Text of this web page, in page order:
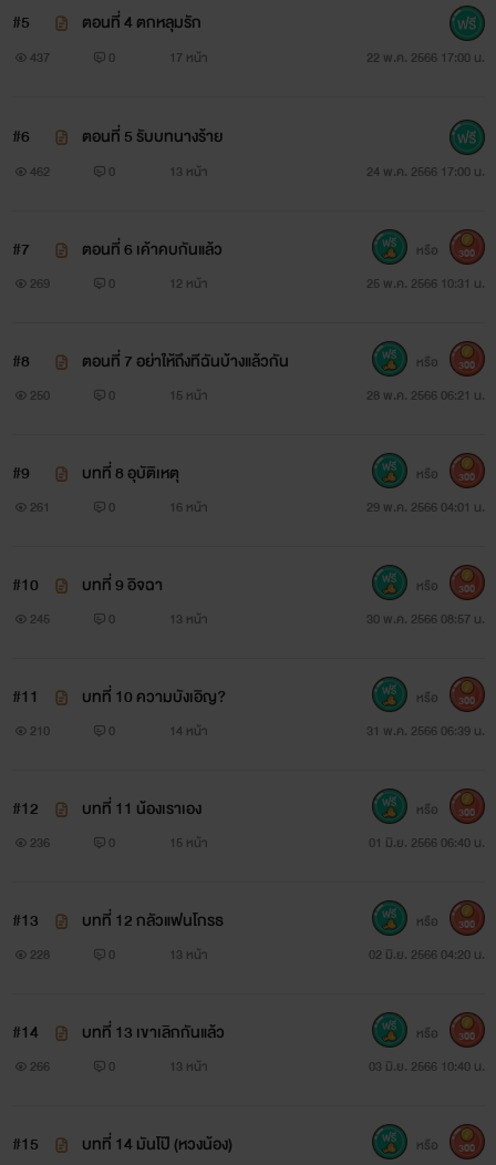
#5 ตอนที่ 4 ตกหลุมรัก
437 0 17 หน้า 22 พ.ค. 2566 17:00 น.
#6 ตอนที่ 5 รับบทนางร้าย
462 0 13 หน้า 24 พ.ค. 2566 17:00 น.
#7 ตอนที่ 6 เค้าคบกันแล้ว
269 0 12 หน้า 25 พ.ค. 2566 10:31 น.
หรือ 300
#8 ตอนที่ 7 อย่าให้ถึงทีฉันบ้างแล้วกัน
250 0 15 หน้า 28 พ.ค. 2566 06:21 น.
หรือ 300
#9 บทที่ 8 อุบัติเหตุ
261 0 16 หน้า 29 พ.ค. 2566 04:01 น.
หรือ 300
#10 บทที่ 9 อิจฉา
245 0 13 หน้า 30 พ.ค. 2566 08:57 น.
หรือ 300
#11 บทที่ 10 ความบังเอิญ?
210 0 14 หน้า 31 พ.ค. 2566 06:39 น.
หรือ 300
#12 บทที่ 11 น้องเราเอง
236 0 15 หน้า 01 มิ.ย. 2566 06:40 น.
หรือ 300
#13 บทที่ 12 กลัวแฟนโกรธ
228 0 13 หน้า 02 มิ.ย. 2566 04:20 น.
หรือ 300
#14 บทที่ 13 เขาเลิกกันแล้ว
266 0 13 หน้า 03 มิ.ย. 2566 10:40 น.
หรือ 300
#15 บทที่ 14 มันโป๊ (หวงน้อง) หรือ 300